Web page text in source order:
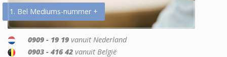
1. Bel Mediums-nummer +
0909 - 19 19 vanuit Nederland
0903 - 416 42 vanuit België